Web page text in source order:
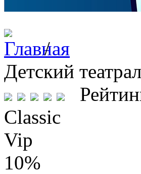
/
Детский
Classic
Vip
10%